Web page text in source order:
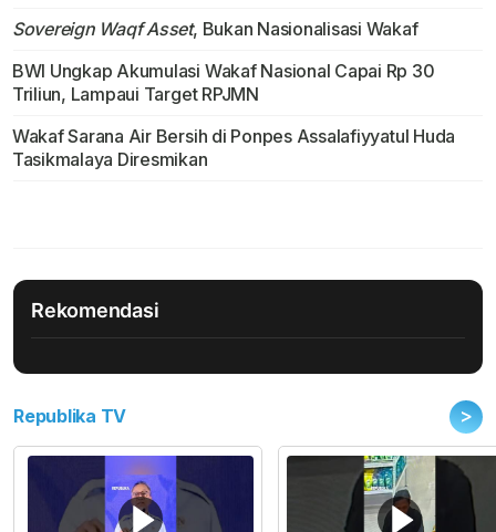
Sovereign Waqf Asset, Bukan Nasionalisasi Wakaf
BWI Ungkap Akumulasi Wakaf Nasional Capai Rp 30
Triliun, Lampaui Target RPJMN
Wakaf Sarana Air Bersih di Ponpes Assalafiyyatul Huda
Tasikmalaya Diresmikan
Rekomendasi
Republika TV >